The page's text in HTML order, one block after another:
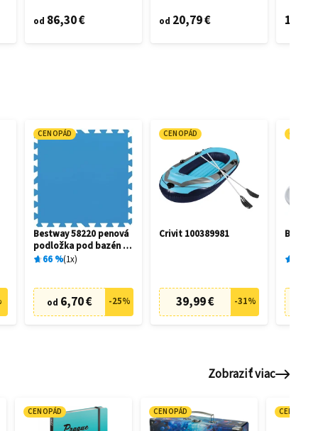
od 86,30 € od 20,79 €
CENOPÁD
Bestway 58220 penová
podložka pod bazén 50
x 50 cm (9 ks)
66 % 1x
od 6,70 € -25%
CENOPÁD
Crivit 100389981
39,99 € -31%
Zobraziť viac
CENOPÁD CENOPÁD CENOPÁD